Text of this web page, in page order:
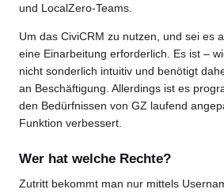
und LocalZero-Teams.
Um das CiviCRM zu nutzen, und sei es
eine Einarbeitung erforderlich. Es ist –
nicht sonderlich intuitiv und benötigt
an Beschäftigung. Allerdings ist es
den Bedürfnissen von GZ laufend
Funktion verbessert.
Wer hat welche Rechte?
Zutritt bekommt man nur mittels